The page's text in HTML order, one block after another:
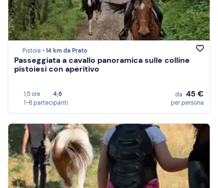
Pistoia •14 km da Prato
Passeggiata a cavallo panoramica sulle colline
pistoiesi con aperitivo
1,5 ore
4,6
1-8 partecipanti
da 45 €
per persona